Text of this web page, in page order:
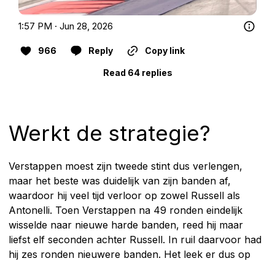
1:57 PM · Jun 28, 2026
966 Reply Copy link
Read 64 replies
Werkt de strategie?
Verstappen moest zijn tweede stint dus verlengen,
maar het beste was duidelijk van zijn banden af,
waardoor hij veel tijd verloor op zowel Russell als
Antonelli. Toen Verstappen na 49 ronden eindelijk
wisselde naar nieuwe harde banden, reed hij maar
liefst elf seconden achter Russell. In ruil daarvoor had
hij zes ronden nieuwere banden. Het leek er dus op